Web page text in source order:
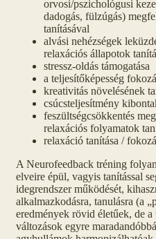
orvosi/pszichológusi
dadogás, fülzúgás)
tanításával
alvási nehézségek
relaxációs állapotok
stressz-oldás támogatása
a teljesítőképesség
kreativitás növelésének
csúcsteljesítmény
feszültségcsökkentés
relaxációs folyamatok
relaxáció tanítása /
A Neurofeedback tréning
elveire épül, vagyis tanítással
idegrendszer működését,
alkalmazkodásra, tanulásra (a
eredmények rövid életűek, de
változások egyre